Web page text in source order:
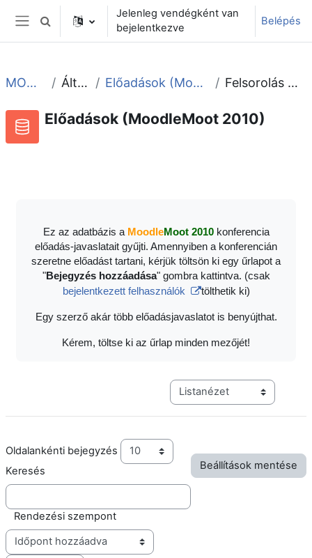
Tovább a fő tartalomhoz
Oldalpanel
Keresési bemeneti adatok váltása
Jelenleg vendégként van
bejelentkezve
Belépés
MOOT2010 Általános Előadások (MoodleMoot 2010) Felsorolás megtekintése
Előadások (MoodleMoot 2010)
Ez az adatbázis a MoodleMoot 2010konferencia
előadás-javaslatait gyűjti. Amennyiben a konferencián
szeretne előadást tartani, kérjük töltsön ki egy űrlapot a
"Bejegyzés hozzáadása" gombra kattintva. (csak
bejelentkezett felhasználók
tölthetik ki)
Egy szerző akár több előadásjavaslatot is benyújthat.
Kérem, töltse ki az űrlap minden mezőjét!
Harmadik szintű navigáció
Oldalankénti bejegyzés
Keresés
Rendezési szempont